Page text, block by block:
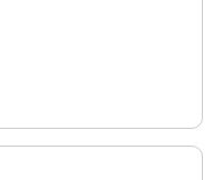
各领域各方向的研究者提供